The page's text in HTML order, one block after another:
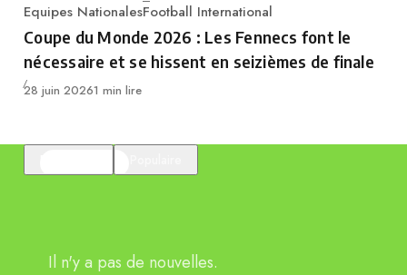
Category
Equipes NationalesFootball International
Coupe du Monde 2026 : Les Fennecs font le
nécessaire et se hissent en seizièmes de finale
Publié
28 juin 20261 min lire
Il n'y a pas de nouvelles.